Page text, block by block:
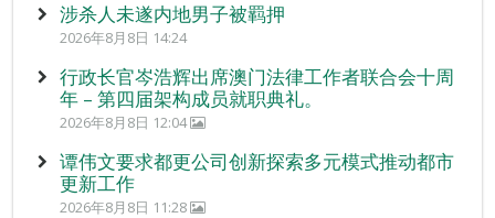
涉杀人未遂内地男子被羁押
2026年8月8日 14:24
行政长官岑浩辉出席澳门法律工作者联合会十周
年 – 第四届架构成员就职典礼。
2026年8月8日 12:04
谭伟文要求都更公司创新探索多元模式推动都市
更新工作
2026年8月8日 11:28